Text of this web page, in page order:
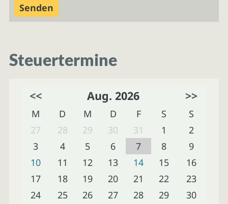
Steuertermine
<< Aug. 2026 >>
M D M D F S
S
27
28 29 30 31 1
2
3
4 5 6 7 8
9
10
11 12 13 14 15
16
17
18 19 20 21 22
23
24
25 26 27 28 29
30